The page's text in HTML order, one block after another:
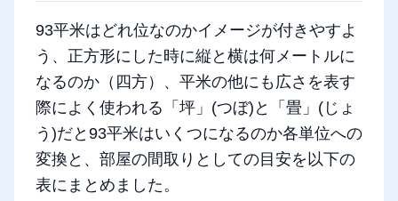
93平米はどれ位なのかイメージが付きやすよ
う、正方形にした時に縦と横は何メートルに
なるのか（四方）、平米の他にも広さを表す
際によく使われる「坪」(つぼ)と「畳」(じょ
う)だと93平米はいくつになるのか各単位への
変換と、部屋の間取りとしての目安を以下の
表にまとめました。